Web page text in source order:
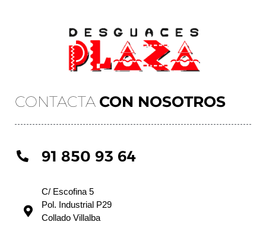
CONTACTA CON NOSOTROS
91 850 93 64
C/ Escofina 5
Pol. Industrial P29
Collado Villalba